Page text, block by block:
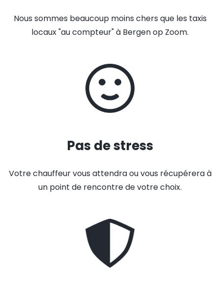
Nous sommes beaucoup moins chers que les taxis
locaux "au compteur" à Bergen op Zoom.
Pas de stress
Votre chauffeur vous attendra ou vous récupérera à
un point de rencontre de votre choix.